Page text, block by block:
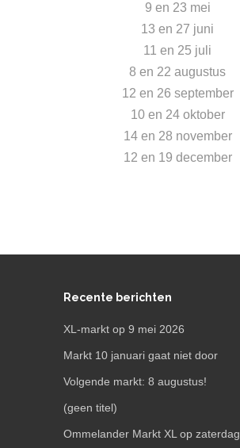
9 en 23 mei
13 en 27 juni
11 en 25 juli
8 en 22 augustus
12 en 26 september
10 en 24 oktober
14 en 28 november
12 en 19 december
Recente berichten
XL-markt op 9 mei 2026
Markt 10 januari gaat niet door
Volgende markt: 8 augustus!
(geen titel)
Ommelander Markt XL op zaterdag